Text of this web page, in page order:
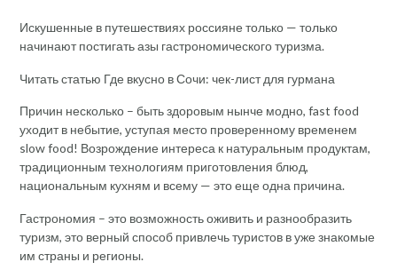
Искушенные в путешествиях россияне только — только
начинают постигать азы гастрономического туризма.
Читать статью Где вкусно в Сочи: чек-лист для гурмана
Причин несколько – быть здоровым нынче модно, fast food
уходит в небытие, уступая место проверенному временем
slow food! Возрождение интереса к натуральным продуктам,
традиционным технологиям приготовления блюд,
национальным кухням и всему — это еще одна причина.
Гастрономия – это возможность оживить и разнообразить
туризм, это верный способ привлечь туристов в уже знакомые
им страны и регионы.